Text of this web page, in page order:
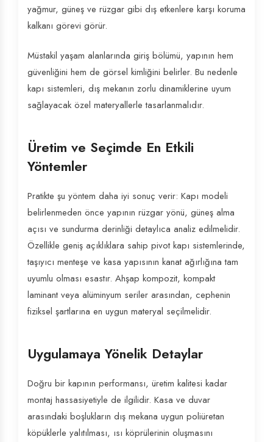
yağmur, güneş ve rüzgar gibi dış etkenlere karşı koruma
kalkanı görevi görür.
Müstakil yaşam alanlarında giriş bölümü, yapının hem
güvenliğini hem de görsel kimliğini belirler. Bu nedenle
kapı sistemleri, dış mekanın zorlu dinamiklerine uyum
sağlayacak özel materyallerle tasarlanmalıdır.
Üretim ve Seçimde En Etkili
Yöntemler
Pratikte şu yöntem daha iyi sonuç verir: Kapı modeli
belirlenmeden önce yapının rüzgar yönü, güneş alma
açısı ve sundurma derinliği detaylıca analiz edilmelidir.
Özellikle geniş açıklıklara sahip pivot kapı sistemlerinde,
taşıyıcı menteşe ve kasa yapısının kanat ağırlığına tam
uyumlu olması esastır. Ahşap kompozit, kompakt
laminant veya alüminyum seriler arasından, cephenin
fiziksel şartlarına en uygun materyal seçilmelidir.
Uygulamaya Yönelik Detaylar
Doğru bir kapının performansı, üretim kalitesi kadar
montaj hassasiyetiyle de ilgilidir. Kasa ve duvar
arasındaki boşlukların dış mekana uygun poliüretan
köpüklerle yalıtılması, ısı köprülerinin oluşmasını